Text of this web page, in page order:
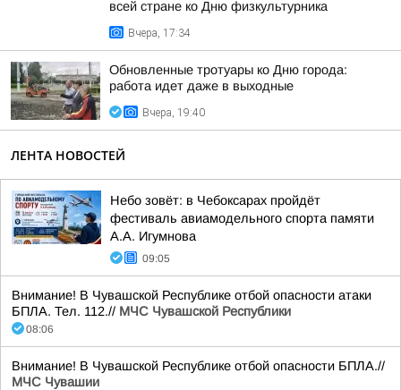
всей стране ко Дню физкультурника
Вчера, 17:34
Обновленные тротуары ко Дню города:
работа идет даже в выходные
Вчера, 19:40
ЛЕНТА НОВОСТЕЙ
Небо зовёт: в Чебоксарах пройдёт
фестиваль авиамодельного спорта памяти
А.А. Игумнова
09:05
Внимание! В Чувашской Республике отбой опасности атаки
БПЛА. Тел. 112.// МЧС Чувашской Республики
08:06
Внимание! В Чувашской Республике отбой опасности БПЛА.//
МЧС Чувашии